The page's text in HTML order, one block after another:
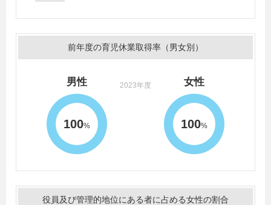
前年度の育児休業取得率（男女別）
2023年度
男性
100%
女性
100%
役員及び管理的地位にある者に占める女性の割合